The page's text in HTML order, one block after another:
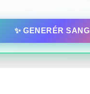
✨ GENERÉR SANG